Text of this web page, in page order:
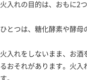
火入れの目的は、おもに2つ
ひとつは、糖化酵素や酵母
火入れをしないまま、お酒
るおそれがあります。火入